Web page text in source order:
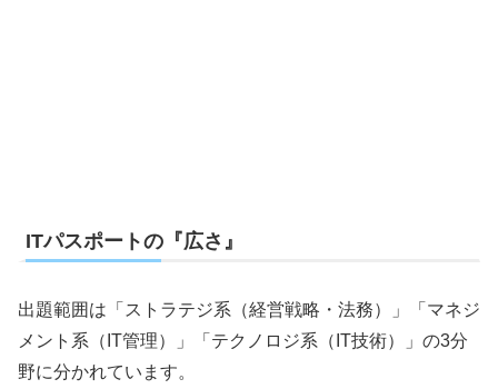
ITパスポートの『広さ』
出題範囲は「ストラテジ系（経営戦略・法務）」「マネジ
メント系（IT管理）」「テクノロジ系（IT技術）」の3分
野に分かれています。